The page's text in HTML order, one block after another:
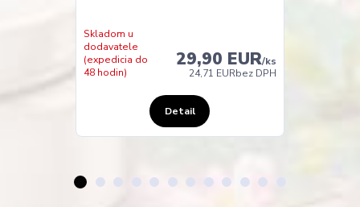
29,90 EUR/ks
24,71 EURbez DPH
Skladom u
dodavatele
(expedicia do
48 hodin)
Detail